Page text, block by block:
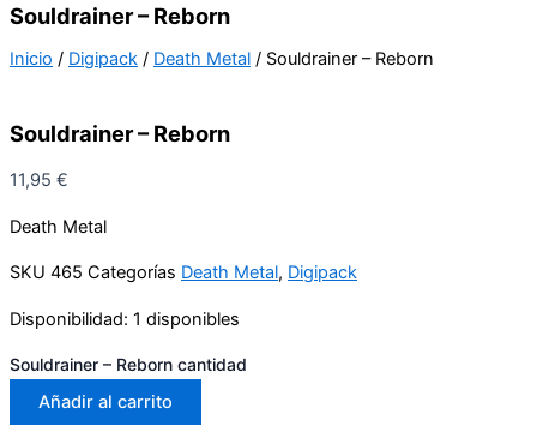
Souldrainer – Reborn
Inicio / Digipack / Death Metal / Souldrainer – Reborn
Souldrainer – Reborn
11,95 €
Death Metal
SKU 465 Categorías Death Metal, Digipack
Disponibilidad: 1 disponibles
Souldrainer – Reborn cantidad
Añadir al carrito